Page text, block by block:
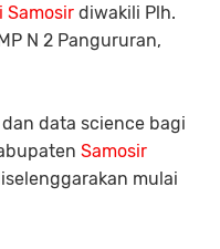
Samosir diwakili Plh.
N 2 Pangururan,
data science bagi
Samosir
mulai